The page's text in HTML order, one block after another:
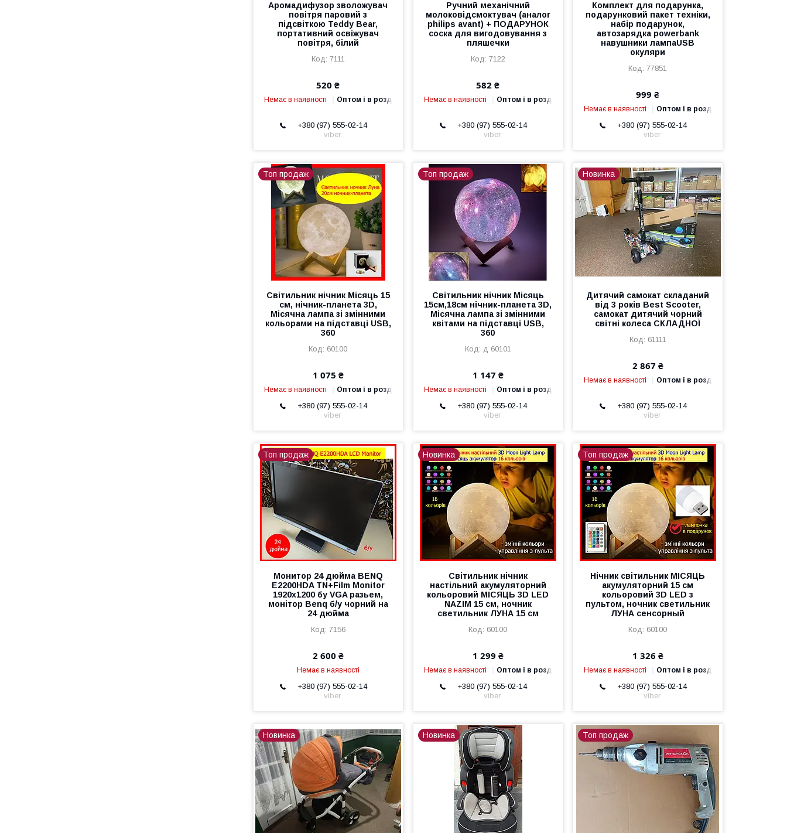
Аромадифузор зволожувач
повітря паровий з
підсвіткою Teddy Bear,
портативний освіжувач
повітря, білий
7111
520 ₴
Немає в наявності Оптом і в роздріб
+380 (97) 555-02-14
viber
Ручний механічний
молоковідсмоктувач (аналог
philips avant) + ПОДАРУНОК
соска для вигодовування з
пляшечки
7122
582 ₴
Немає в наявності Оптом і в роздріб
+380 (97) 555-02-14
viber
Комплект для подарунка,
подарунковий пакет техніки,
набір подарунок,
автозарядка powerbank
навушники лампаUSB
окуляри
77851
999 ₴
Немає в наявності Оптом і в роздріб
+380 (97) 555-02-14
viber
Топ продаж
Світильник нічник Місяць 15
см, нічник-планета 3D,
Місячна лампа зі змінними
кольорами на підставці USB,
360
60100
1 075 ₴
Немає в наявності Оптом і в роздріб
+380 (97) 555-02-14
viber
Топ продаж
Світильник нічник Місяць
15см,18см нічник-планета 3D,
Місячна лампа зі змінними
квітами на підставці USB,
360
д 60101
1 147 ₴
Немає в наявності Оптом і в роздріб
+380 (97) 555-02-14
viber
Новинка
Дитячий самокат складаний
від 3 років Best Scooter,
самокат дитячий чорний
світні колеса СКЛАДНОЇ
61111
2 867 ₴
Немає в наявності Оптом і в роздріб
+380 (97) 555-02-14
viber
Топ продаж
Монитор 24 дюйма BENQ
E2200HDA TN+Film Monitor
1920x1200 бу VGA разьем,
монітор Benq б/у чорний на
24 дюйма
7156
2 600 ₴
Немає в наявності
+380 (97) 555-02-14
viber
Новинка
Світильник нічник
настільний акумуляторний
кольоровий МІСЯЦЬ 3D LED
NAZIM 15 см, ночник
светильник ЛУНА 15 см
60100
1 299 ₴
Немає в наявності Оптом і в роздріб
+380 (97) 555-02-14
viber
Топ продаж
Нічник світильник МІСЯЦЬ
акумуляторний 15 см
кольоровий 3D LED з
пультом, ночник светильник
ЛУНА сенсорный
60100
1 326 ₴
Немає в наявності Оптом і в роздріб
+380 (97) 555-02-14
viber
Новинка Новинка Топ продаж